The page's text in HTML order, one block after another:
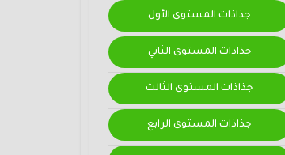
جذاذات المستوى الأول
جذاذات المستوى الثاني
جذاذات المستوى الثالث
جذاذات المستوى الرابع